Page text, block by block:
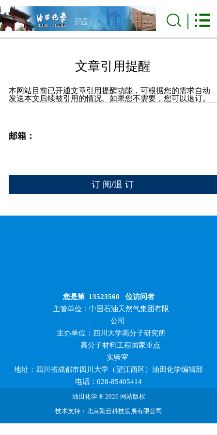
文章引用提醒
本网站目前已开通文章引用提醒功能，可根据您的需求自动
发送本文后续被引用的情况。如果您不需要，您可以退订。
邮箱：
您是第 13523560 位访问者
主管单位：中国石油天然气集团有限
公司
主办单位：四川大学高分子研究所
高分子材料工程国家重点
实验室
地址：四川省成都市四川大学（望江西区）油田化学编辑部
电话：028-85405414
油田化学 ® 2026 网站版权
技术支持：北京勤云科技发展有限公司